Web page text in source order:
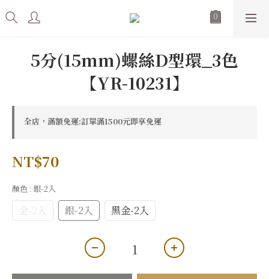
5分(15mm)螺絲D型環_3色
【YR-10231】
全店，滿額免運:訂單滿1500元即享免運
NT$70
顏色 : 銀-2入
金-2入 銀-2入 黑金-2入